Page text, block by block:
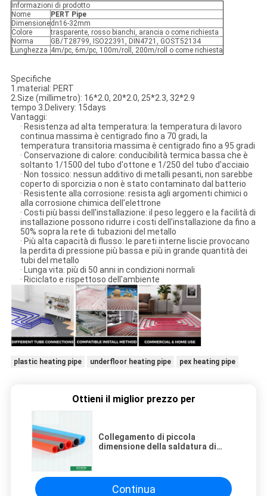
Informazioni di prodotto
Nome
PERT Pipe
Dimensionedn16-32mm
Colore
trasparente, rosso bianchi, arancia o come richiesta
Norma
GB/T28799, ISO22391, DIN4721, GOST52134
Lunghezza 4m/pc, 6m/pc, 100m/roll, 200m/roll o come richiesta
Specifiche
1.material: PERT
2.Size (millimetro): 16*2.0, 20*2.0, 25*2.3, 32*2.9
tempo 3.Delivery: 15days
Vantaggi:
· Resistenza ad alta temperatura: la temperatura di lavoro
continua massima è centigrado fino a 70 gradi, la
temperatura transitoria massima è centigrado fino a 95 gradi
· Conservazione di calore: conducibilità termica bassa che è
soltanto 1/1500 del tubo d'ottone e 1/250 del tubo d'acciaio
· Non tossico: nessun additivo di metalli pesanti, non sarebbe
coperto di sporcizia o non è stato contaminato dal batterio
· Resistente alla corrosione: resista agli argomenti chimici o
alla corrosione chimica dell'elettrone
· Costi più bassi dell'installazione: il peso leggero e la facilità di
installazione possono ridurre i costi dell'installazione da fino a
50% sopra la rete di tubazioni del metallo
· Più alta capacità di flusso: le pareti interne liscie provocano
la perdita di pressione più bassa e più in grande quantità dei
tubi del metallo
· Lunga vita: più di 50 anni in condizioni normali
· Riciclato e rispettoso dell'ambiente
plastic heating pipe underfloor heating pipe pex heating pipe
Ottieni il miglior prezzo per
Collegamento di piccola
dimensione della saldatura di
Continua